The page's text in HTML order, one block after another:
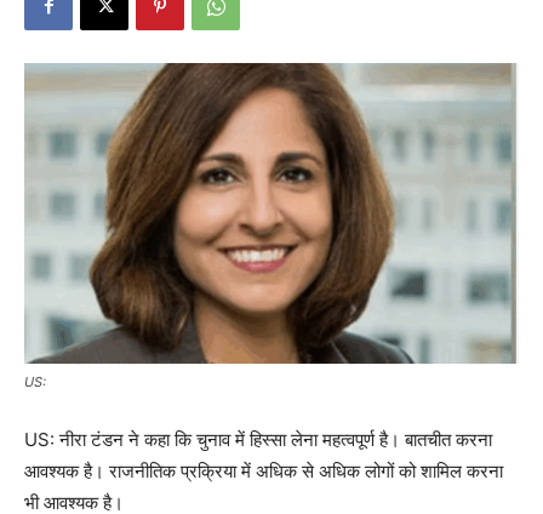
US:
US: नीरा टंडन ने कहा कि चुनाव में हिस्सा लेना महत्वपूर्ण है। बातचीत करना
आवश्यक है। राजनीतिक प्रक्रिया में अधिक से अधिक लोगों को शामिल करना
भी आवश्यक है।